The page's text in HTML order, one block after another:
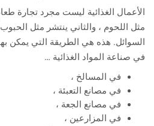
الأعمال الغذائية ليست مجرد تجارة
مثل اللحوم ، والثاني ينتشر مثل
السوائل. هذه هي الطريقة التي يمكن بها
في صناعة المواد الغذائية …
في المسالخ ،
في مصانع التعبئة ،
في مصانع الجعة ،
في المزارعين ،